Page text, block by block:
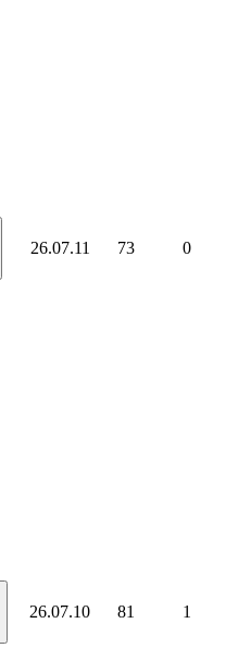
26.07.11 73 0
26.07.10 81 1